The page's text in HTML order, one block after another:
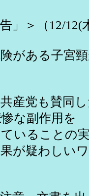
」＞（12/12(
がある子宮
党も賛同し
な副作用を
ことの実
疑わしい